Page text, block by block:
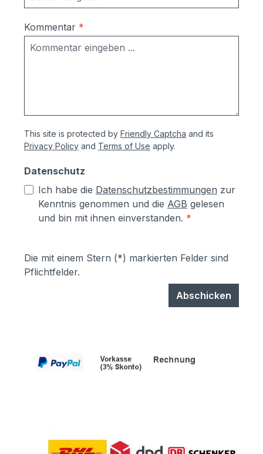
Kommentar *
This site is protected by Friendly Captcha and its
Privacy Policy and Terms of Use apply.
Datenschutz
Ich habe die Datenschutzbestimmungen zur
Kenntnis genommen und die AGB gelesen
und bin mit ihnen einverstanden. *
Die mit einem Stern (*) markierten Felder sind
Pflichtfelder.
Abschicken